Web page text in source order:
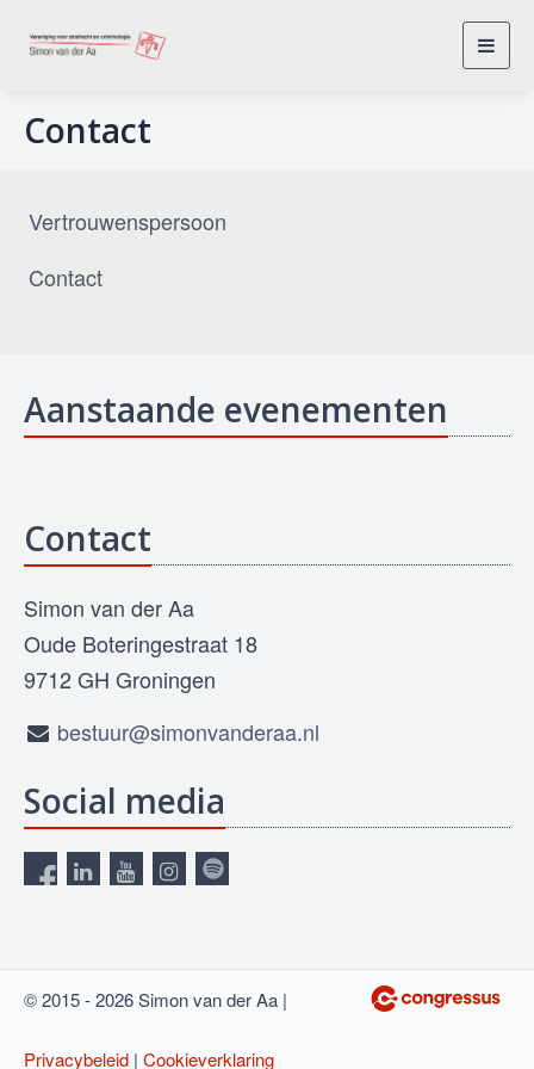
Contact
Vertrouwenspersoon
Contact
Aanstaande evenementen
Contact
Simon van der Aa
Oude Boteringestraat 18
9712 GH Groningen
bestuur@simonvanderaa.nl
Social media
© 2015 - 2026 Simon van der Aa |
Privacybeleid | Cookieverklaring